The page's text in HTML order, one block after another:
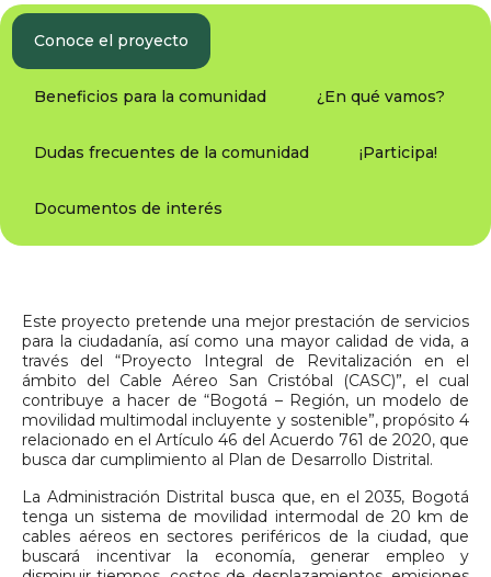
Conoce el proyecto
Beneficios para la comunidad ¿En qué vamos?
Dudas frecuentes de la comunidad ¡Participa!
Documentos de interés
Este proyecto pretende una mejor prestación de servicios
para la ciudadanía, así como una mayor calidad de vida, a
través del “Proyecto Integral de Revitalización en el
ámbito del Cable Aéreo San Cristóbal (CASC)”, el cual
contribuye a hacer de “Bogotá – Región, un modelo de
movilidad multimodal incluyente y sostenible”, propósito 4
relacionado en el Artículo 46 del Acuerdo 761 de 2020, que
busca dar cumplimiento al Plan de Desarrollo Distrital.
La Administración Distrital busca que, en el 2035, Bogotá
tenga un sistema de movilidad intermodal de 20 km de
cables aéreos en sectores periféricos de la ciudad, que
buscará incentivar la economía, generar empleo y